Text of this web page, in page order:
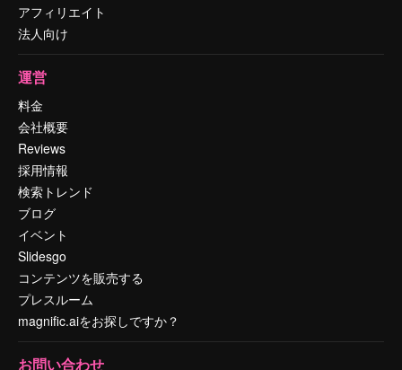
アフィリエイト
法人向け
運営
料金
会社概要
Reviews
採用情報
検索トレンド
ブログ
イベント
Slidesgo
コンテンツを販売する
プレスルーム
magnific.aiをお探しですか？
お問い合わせ